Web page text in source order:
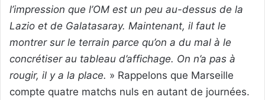
l’impression que l’OM est un peu au-dessus de la
Lazio et de Galatasaray. Maintenant, il faut le
montrer sur le terrain parce qu’on a du mal à le
concrétiser au tableau d’affichage. On n’a pas à
rougir, il y a la place. » Rappelons que Marseille
compte quatre matchs nuls en autant de journées.